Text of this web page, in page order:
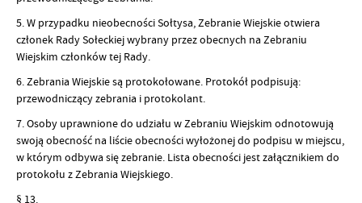
5. W przypadku nieobecności Sołtysa, Zebranie Wiejskie otwiera
członek Rady Sołeckiej wybrany przez obecnych na Zebraniu
Wiejskim członków tej Rady.
6. Zebrania Wiejskie są protokołowane. Protokół podpisują:
przewodniczący zebrania i protokolant.
7. Osoby uprawnione do udziału w Zebraniu Wiejskim odnotowują
swoją obecność na liście obecności wyłożonej do podpisu w miejscu,
w którym odbywa się zebranie. Lista obecności jest załącznikiem do
protokołu z Zebrania Wiejskiego.
§ 13.